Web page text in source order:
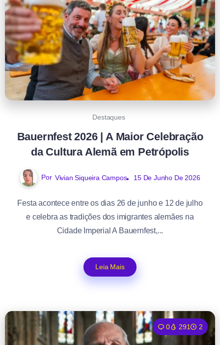
Destaques
Bauernfest 2026 | A Maior Celebração
da Cultura Alemã em Petrópolis
Por Vivian Siqueira Campos 15 De Junho De 2026
Festa acontece entre os dias 26 de junho e 12 de julho
e celebra as tradições dos imigrantes alemães na
Cidade Imperial A Bauernfest,...
Leia Mais
0 291 2